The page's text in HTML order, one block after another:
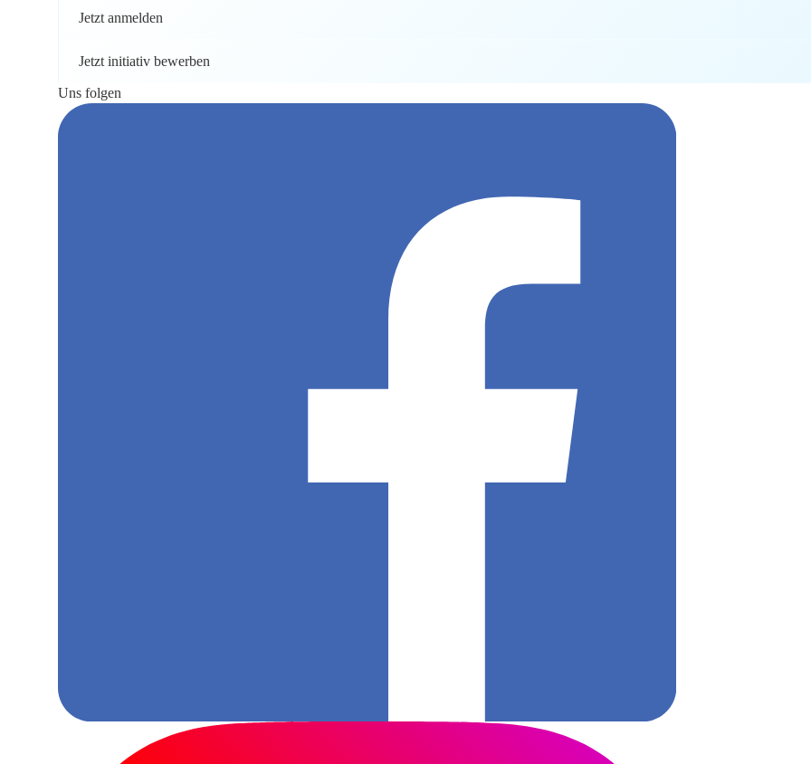
Jetzt anmelden
Jetzt initiativ bewerben
Uns folgen